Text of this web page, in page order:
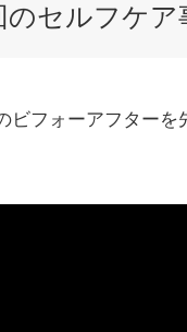
のセルフケ
ビフォーアフターを